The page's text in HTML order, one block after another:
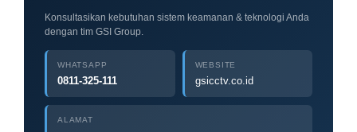
Konsultasikan kebutuhan sistem keamanan & teknologi Anda
dengan tim GSI Group.
WHATSAPP
0811-325-111
WEBSITE
gsicctv.co.id
ALAMAT